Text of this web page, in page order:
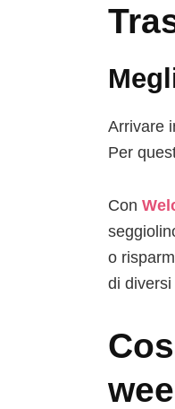
Arrivare
Per
Con
o
di